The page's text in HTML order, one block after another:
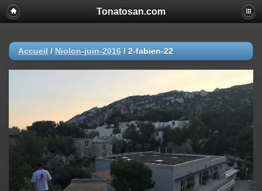
Tonatosan.com
Accueil / Niolon-juin-2016 / 2-fabien-22